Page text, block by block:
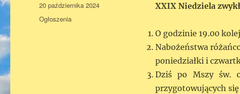
XXIX Niedziela
O godzinie 19.00
Nabożeństwa
poniedziałki i
Dziś po Mszy św.
przygotowujących
Data
publikacji
20 października 2024
Kategorie
Ogłoszenia